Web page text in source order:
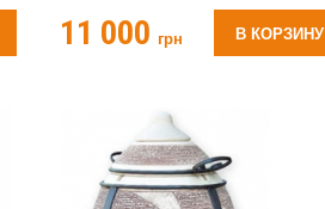
перекладина для шампуров.
11 000 грн В КОРЗИНУ